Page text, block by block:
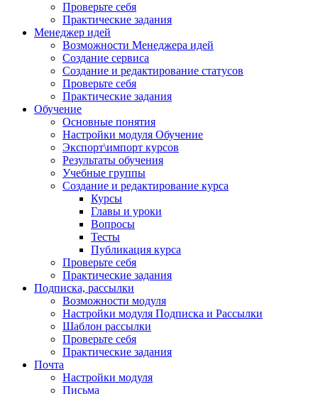
Проверьте себя
Практические задания
Менеджер идей
Возможности Менеджера идей
Создание сервиса
Создание и редактирование статусов
Проверьте себя
Практические задания
Обучение
Основные понятия
Настройки модуля Обучение
Экспорт\импорт курсов
Результаты обучения
Учебные группы
Создание и редактирование курса
Курсы
Главы и уроки
Вопросы
Тесты
Публикация курса
Проверьте себя
Практические задания
Подписка, рассылки
Возможности модуля
Настройки модуля Подписка и Рассылки
Шаблон рассылки
Проверьте себя
Практические задания
Почта
Настройки модуля
Письма